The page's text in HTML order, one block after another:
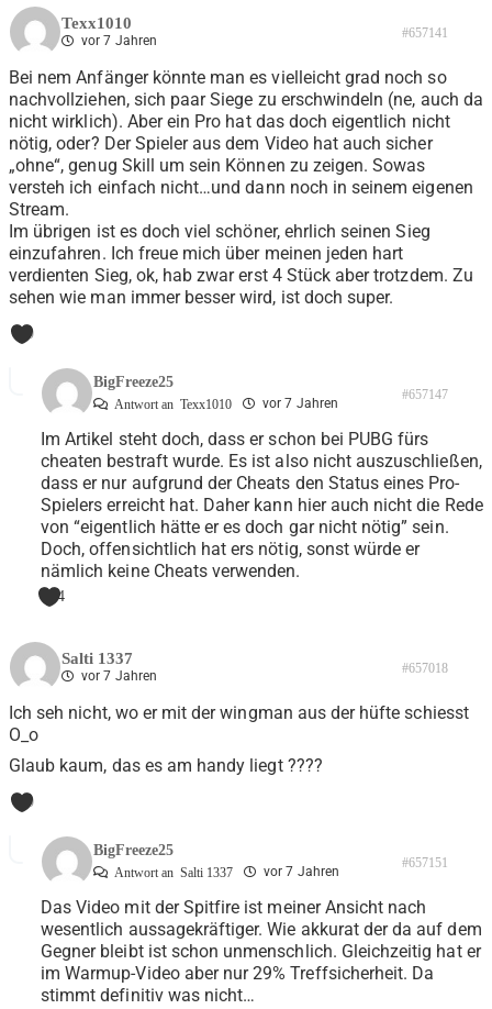
Texx1010
vor 7 Jahren #657141
Bei nem Anfänger könnte man es vielleicht grad noch so
nachvollziehen, sich paar Siege zu erschwindeln (ne, auch da
nicht wirklich). Aber ein Pro hat das doch eigentlich nicht
nötig, oder? Der Spieler aus dem Video hat auch sicher
„ohne“, genug Skill um sein Können zu zeigen. Sowas
versteh ich einfach nicht…und dann noch in seinem eigenen
Stream.
Im übrigen ist es doch viel schöner, ehrlich seinen Sieg
einzufahren. Ich freue mich über meinen jeden hart
verdienten Sieg, ok, hab zwar erst 4 Stück aber trotzdem. Zu
sehen wie man immer besser wird, ist doch super.
0
BigFreeze25
Antwort an Texx1010 vor 7 Jahren
#657147
Im Artikel steht doch, dass er schon bei PUBG fürs
cheaten bestraft wurde. Es ist also nicht auszuschließen,
dass er nur aufgrund der Cheats den Status eines Pro-
Spielers erreicht hat. Daher kann hier auch nicht die Rede
von “eigentlich hätte er es doch gar nicht nötig” sein.
Doch, offensichtlich hat ers nötig, sonst würde er
nämlich keine Cheats verwenden.
4
Salti 1337
vor 7 Jahren #657018
Ich seh nicht, wo er mit der wingman aus der hüfte schiesst
O_o
Glaub kaum, das es am handy liegt ????
0
BigFreeze25
Antwort an Salti 1337 vor 7 Jahren
#657151
Das Video mit der Spitfire ist meiner Ansicht nach
wesentlich aussagekräftiger. Wie akkurat der da auf dem
Gegner bleibt ist schon unmenschlich. Gleichzeitig hat er
im Warmup-Video aber nur 29% Treffsicherheit. Da
stimmt definitiv was nicht…